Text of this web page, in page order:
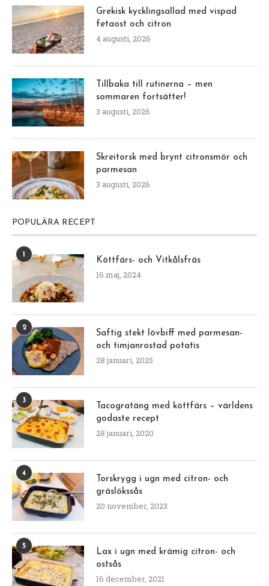
Grekisk kycklingsallad med vispad
fetaost och citron
4 augusti, 2026
Tillbaka till rutinerna – men
sommaren fortsätter!
3 augusti, 2026
Skreitorsk med brynt citronsmör och
parmesan
3 augusti, 2026
POPULÄRA RECEPT
Köttfärs- och Vitkålsfräs
16 maj, 2024
2
Saftig stekt lövbiff med parmesan-
och timjanrostad potatis
28 januari, 2025
3
Tacogratäng med köttfärs – världens
godaste recept
28 januari, 2020
4
Torskrygg i ugn med citron- och
gräslökssås
20 november, 2023
5
Lax i ugn med krämig citron- och
ostsås
16 december, 2021